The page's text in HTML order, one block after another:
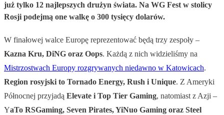
już tylko 12 najlepszych drużyn świata. Na WG Fest w stolicy
Rosji podejmą one walkę o 300 tysięcy dolarów.
W finałowej walce Europę reprezentować będą trzy zespoły –
Kazna Kru, DiNG oraz Oops. Każdą z nich widzieliśmy na
Mistrzostwach Europy rozgrywanych niedawno w Katowicach.
Region rosyjski to Tornado Energy, Rush i Unique. Z Ameryki
Północnej przyjadą Elevate i Top Tier Gaming, natomiast z Azji –
YaTo RSGaming, Seven Pirates, YiNuo Gaming oraz Steel